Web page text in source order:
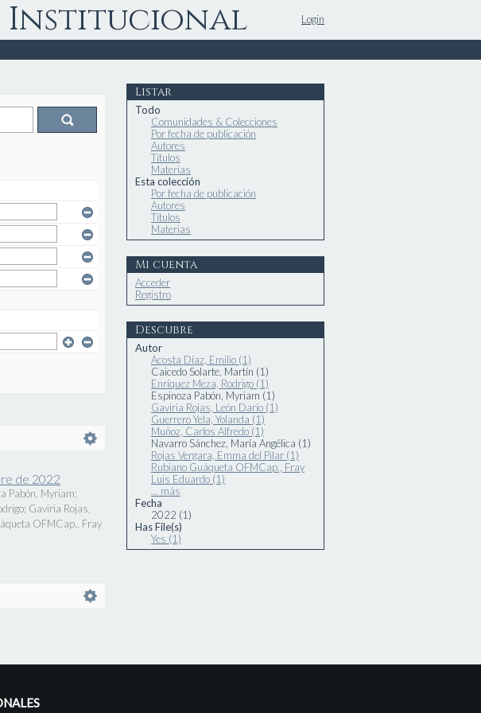
Institucional Login
de 2022
Pabón, Myriam;
; Gaviria Rojas,
OFMCap., Fray
Listar
Todo
Comunidades & Colecciones
Por fecha de publicación
Autores
Títulos
Materias
Esta colección
Por fecha de publicación
Autores
Títulos
Materias
Mi cuenta
Acceder
Registro
Descubre
Autor
Acosta Díaz, Emilio (1)
Caicedo Solarte, Martín (1)
Enríquez Meza, Rodrigo (1)
Espinoza Pabón, Myriam (1)
Gaviria Rojas, León Darío (1)
Guerrero Yela, Yolanda (1)
Muñoz, Carlos Alfredo (1)
Navarro Sánchez, María Angélica (1)
Rojas Vergara, Emma del Pilar (1)
Rubiano Guáqueta OFMCap., Fray
Luis Eduardo (1)
... más
Fecha
2022 (1)
Has File(s)
Yes (1)